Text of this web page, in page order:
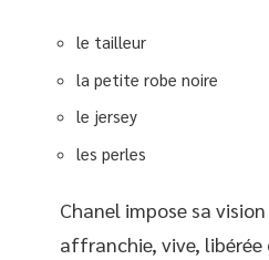
le tailleur
la petite robe noire
le jersey
les perles
Chanel impose sa
affranchie, vive, libérée